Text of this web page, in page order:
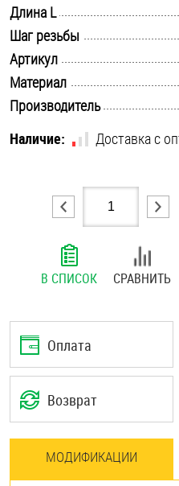
Стопорные кольца
Такелаж
Хомуты
Шайбы
Шпильки
Шплинты
Штифты и пальцы
Длина L
Шаг резьбы
Артикул
Материал
Производитель
Наличие:
Доставка с
В СПИСОК СРАВНИТЬ
Оплата
Возврат
МОДИФИКАЦИИ